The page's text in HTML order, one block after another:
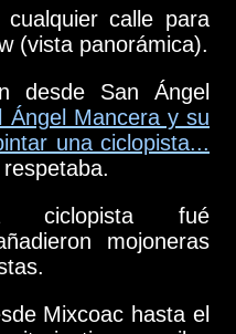
cualquier calle para
(vista panorámica).
desde San Ángel
Ángel Mancera y su
una ciclopista...
ciclopista fué
mojoneras
Mixcoac hasta el